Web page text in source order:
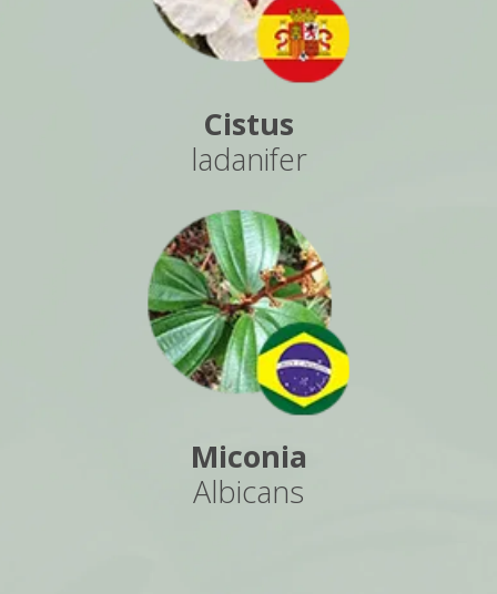
Cistus
ladanifer
Miconia
Albicans